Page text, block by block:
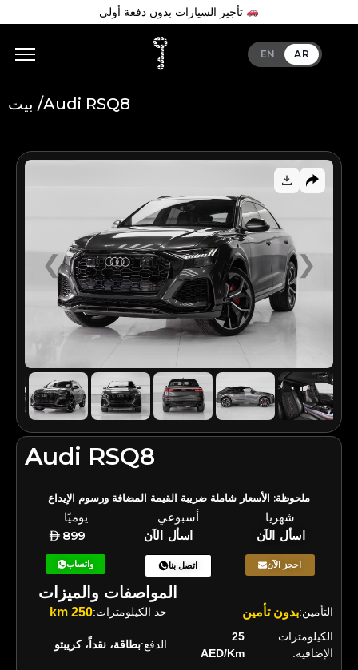
EN AR
بيت /Audi RSQ8
❮ ❯
Audi RSQ8
ملحوظة: الأسعار شاملة ضريبة القيمة المضافة ورسوم الإيداع
يوميًا أسبوعي
شهريا
899
اسأل الآن اسأل الآن
واتساب اتصل بنا احجز الآن
المواصفات والميزات
التأمين:بدون تأمين حد الكيلومترات:250 km
الكيلومترات
الإضافية:
25
AED/Km
الدفع:بطاقة، نقداً، كريبتو